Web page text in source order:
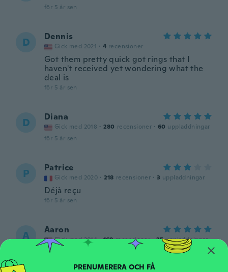
för 5 år sen
D Dennis
Gick med 2021 · 4 recensioner
Got them pretty quick got rings that I
haven't received yet wondering what the
deal is
för 5 år sen
D Diana
Gick med 2018 · 280 recensioner · 60 uppladdningar
för 5 år sen
P Patrice
Gick med 2020 · 218 recensioner · 3 uppladdningar
Déjà reçu
för 5 år sen
A Aaron
Gick med 2014 · 169 recensioner · 25 uppladdningar
Very nice
PRENUMERERA OCH FÅ